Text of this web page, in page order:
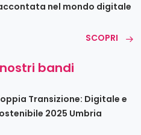
nel mondo digitale
SCOPRI
bandi
Transizione: Digitale e
2025 Umbria